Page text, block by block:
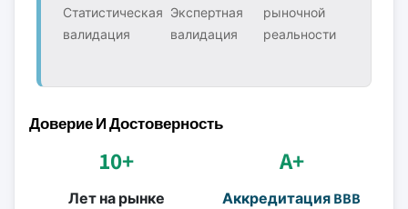
Статистическая
валидация
Экспертная
валидация
рыночной
реальности
Доверие И Достоверность
10+
Лет на рынке
A+
Аккредитация BBB